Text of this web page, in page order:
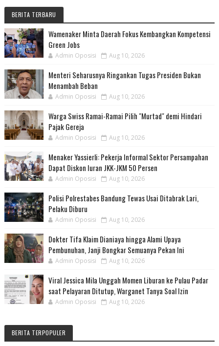
BERITA TERBARU
Wamenaker Minta Daerah Fokus Kembangkan Kompetensi
Green Jobs
Admin Oposisi Aug 10, 2026
Menteri Seharusnya Ringankan Tugas Presiden Bukan
Menambah Beban
Admin Oposisi Aug 10, 2026
Warga Swiss Ramai-Ramai Pilih "Murtad" demi Hindari
Pajak Gereja
Admin Oposisi Aug 10, 2026
Menaker Yassierli: Pekerja Informal Sektor Persampahan
Dapat Diskon Iuran JKK-JKM 50 Persen
Admin Oposisi Aug 10, 2026
Polisi Polrestabes Bandung Tewas Usai Ditabrak Lari,
Pelaku Diburu
Admin Oposisi Aug 10, 2026
Dokter Tifa Klaim Dianiaya hingga Alami Upaya
Pembunuhan, Janji Bongkar Semuanya Pekan Ini
Admin Oposisi Aug 10, 2026
Viral Jessica Mila Unggah Momen Liburan ke Pulau Padar
saat Pelayaran Ditutup, Warganet Tanya Soal Izin
Admin Oposisi Aug 10, 2026
BERITA TERPOPULER